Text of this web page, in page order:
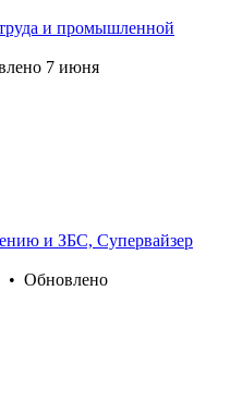
и промышленной
7 июня
и ЗБС, Супервайзер
• Обновлено